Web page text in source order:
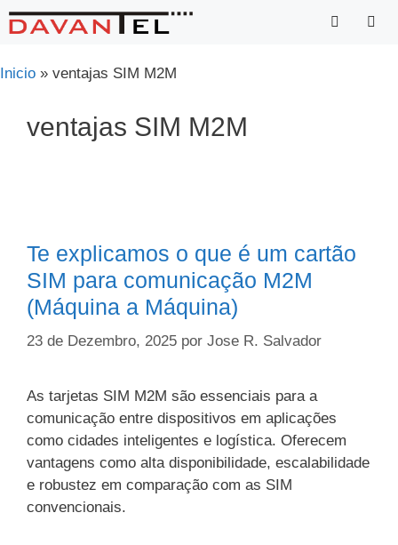
Saltar
para
conteúdo
Inicio » ventajas SIM M2M
ventajas SIM M2M
Te explicamos o que é um cartão
SIM para comunicação M2M
(Máquina a Máquina)
23 de Dezembro, 2025 por Jose R. Salvador
As tarjetas SIM M2M são essenciais para a
comunicação entre dispositivos em aplicações
como cidades inteligentes e logística. Oferecem
vantagens como alta disponibilidade, escalabilidade
e robustez em comparação com as SIM
convencionais.